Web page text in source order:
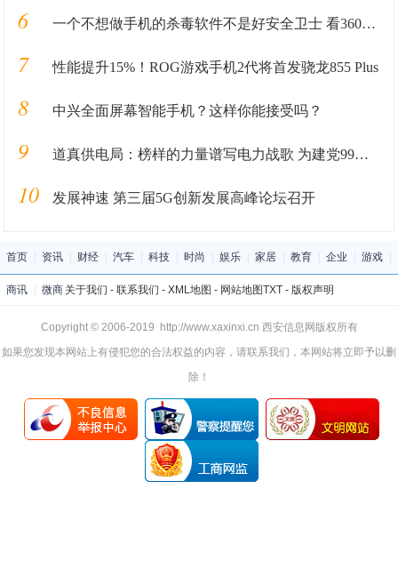
6 一个不想做手机的杀毒软件不是好安全卫士 看360击穿小米性价比
7 性能提升15%！ROG游戏手机2代将首发骁龙855 Plus
8 中兴全面屏幕智能手机？这样你能接受吗？
9 道真供电局：榜样的力量谱写电力战歌 为建党99周年献礼
10 发展神速 第三届5G创新发展高峰论坛召开
首页 资讯 财经 汽车 科技 时尚 娱乐 家居 教育 企业 游戏
商讯 微商 关于我们 - 联系我们 - XML地图 - 网站地图TXT- 版权声明
Copyright © 2006-2019 http://www.xaxinxi.cn 西安信息网版权所有
如果您发现本网站上有侵犯您的合法权益的内容，请联系我们，本网站将立即予以删
除！